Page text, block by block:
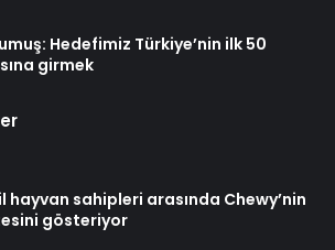
Hedefimiz Türkiye’nin ilk 50
girmek
hayvan sahipleri arasında Chewy’nin
gösteriyor